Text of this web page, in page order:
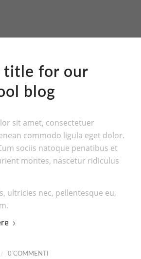
title for our
blog
sit amet, consectetuer
commodo ligula eget dolor.
sociis natoque penatibus et
montes, nascetur ridiculus
ultricies nec, pellentesque eu,
/ 0 COMMENTI